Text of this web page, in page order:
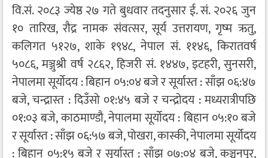
वि.सं. २०८३ ज्येष्ठ २७ गते बुधवार तदनुसार ई. सं. २०२६ जुन
१० तारिख, रौद्र नामक संवत्सर, सूर्य उत्तरायण, गृष्म ऋतु,
कलिगत ५१२७, शाके १९४८, नेपाल सं. ११४६, किरातवर्ष
५०८६, मञ्जुश्री वर्ष २८६२, हिजरी सं. १४४७, इटहरी, सुनसरी,
नेपालमा सूर्योदय : बिहान ०५:०४ बजे र सूर्यास्त : साँझ ०६:४७
बजे, चन्द्रास्त : दिउँसो ०१:४५ बजे र चन्द्रोदय : मध्यरात्रीपछि
०१:०३ बजे, काठमाण्डौ, नेपालमा सूर्योदय : बिहान ०५:१० बजे
र सूर्यास्त : साँझ ०६:५७ बजे, पोखरा, कास्की, नेपालमा सूर्योदय